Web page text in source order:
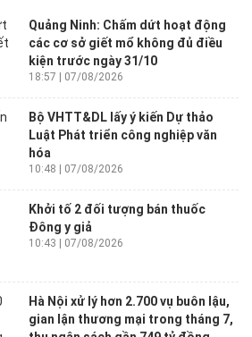
Quảng Ninh: Chấm dứt hoạt động
các cơ sở giết mổ không đủ điều
kiện trước ngày 31/10
18:57 | 07/08/2026
Bộ VHTT&DL lấy ý kiến Dự thảo
Luật Phát triển công nghiệp văn
hóa
10:48 | 07/08/2026
Khởi tố 2 đối tượng bán thuốc
Đông y giả
10:43 | 07/08/2026
Hà Nội xử lý hơn 2.700 vụ buôn lậu,
gian lận thương mại trong tháng 7,